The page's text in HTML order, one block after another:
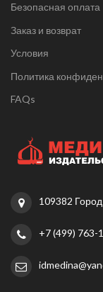
Безопасная оплата
Заказ и возврат
Условия
Политика
FAQs
109382
+7 (499) 763-